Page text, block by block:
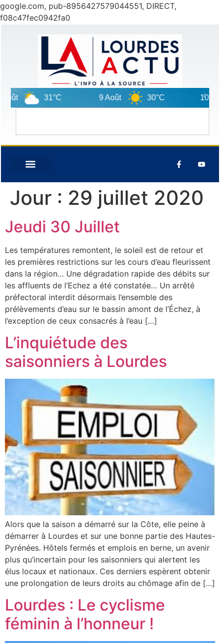
google.com, pub-8956427579044551, DIRECT,
f08c47fec0942fa0
31°C 9 Août 30°C 10 Août
Jour : 29 juillet 2020
Jeudi 30 Juillet
Les températures remontent, le soleil est de retour et
les premières restrictions sur les cours d’eau fleurissent
dans la région… Une dégradation rapide des débits sur
les affluents de l’Echez a été constatée… Un arrêté
préfectoral interdit désormais l’ensemble des
prélèvements d’eau sur le bassin amont de l’Échez, à
l’exception de ceux consacrés à l’eau […]
L’inquiétude des
saisonniers à Lourdes
Alors que la saison a démarré sur la Côte, elle peine à
démarrer à Lourdes et sur une bonne partie des Hautes-
Pyrénées. Hôtels fermés et emplois en berne, un avenir
plus qu’incertain pour les saisonniers qui alertent les
élus locaux et nationaux. Ces derniers espèrent obtenir
une prolongation de leurs droits au chômage afin de […]
Lourdes : Le cyclisme
féminin à l’honneur !